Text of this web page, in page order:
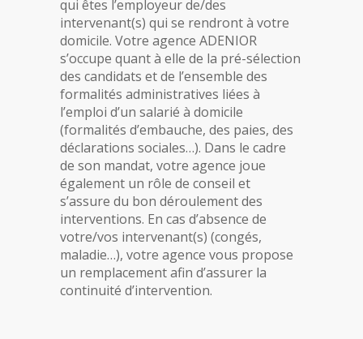
qui êtes l’employeur de/des
intervenant(s) qui se rendront à votre
domicile. Votre agence ADENIOR
s’occupe quant à elle de la pré-sélection
des candidats et de l’ensemble des
formalités administratives liées à
l’emploi d’un salarié à domicile
(formalités d’embauche, des paies, des
déclarations sociales…). Dans le cadre
de son mandat, votre agence joue
également un rôle de conseil et
s’assure du bon déroulement des
interventions. En cas d’absence de
votre/vos intervenant(s) (congés,
maladie…), votre agence vous propose
un remplacement afin d’assurer la
continuité d’intervention.